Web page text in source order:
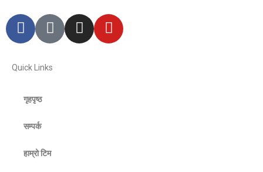
Quick Links
गृहपृष्ठ
सम्पर्क
हाम्रो टिम